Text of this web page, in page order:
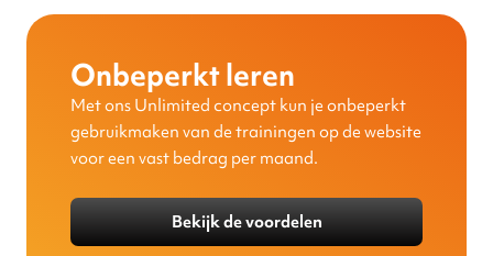
Onbeperkt leren
Met ons Unlimited concept kun je onbeperkt
gebruikmaken van de trainingen op de website
voor een vast bedrag per maand.
Bekijk de voordelen